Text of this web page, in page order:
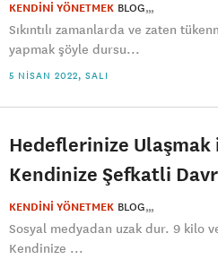
KENDİNİ YÖNETMEK BLOG
Sıkıntılı zamanlarda ve zaten
yapmak şöyle dursu...
5 NISAN 2022, SALI
Hedeflerinize Ulaşmak
Kendinize Şefkatli
KENDİNİ YÖNETMEK BLOG
Sosyal medyadan uzak dur. 9 kilo
Kendinize ...